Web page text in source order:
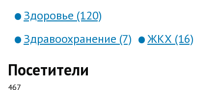
Здоровье (120)
Здравоохранение (7)
ЖКХ (16)
Посетители
467